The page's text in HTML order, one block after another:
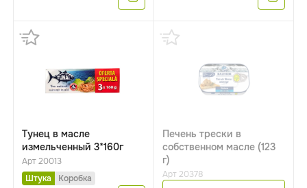
Тунец в масле
измельченный 3*160г
Арт 20013
Штука
Коробка
Печень трески в
собственном масле (123
г)
Арт 20378